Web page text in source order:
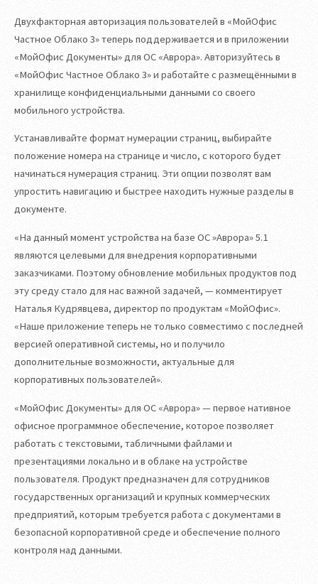
Двухфакторная авторизация пользователей в «МойОфис
Частное Облако 3» теперь поддерживается и в приложении
«МойОфис Документы» для ОС «Аврора». Авторизуйтесь в
«МойОфис Частное Облако 3» и работайте с размещёнными в
хранилище конфиденциальными данными со своего
мобильного устройства.
Устанавливайте формат нумерации страниц, выбирайте
положение номера на странице и число, с которого будет
начинаться нумерация страниц. Эти опции позволят вам
упростить навигацию и быстрее находить нужные разделы в
документе.
«На данный момент устройства на базе ОС »Аврора» 5.1
являются целевыми для внедрения корпоративными
заказчиками. Поэтому обновление мобильных продуктов под
эту среду стало для нас важной задачей, — комментирует
Наталья Кудрявцева, директор по продуктам «МойОфис».
«Наше приложение теперь не только совместимо с последней
версией оперативной системы, но и получило
дополнительные возможности, актуальные для
корпоративных пользователей».
«МойОфис Документы» для ОС «Аврора» — первое нативное
офисное программное обеспечение, которое позволяет
работать с текстовыми, табличными файлами и
презентациями локально и в облаке на устройстве
пользователя. Продукт предназначен для сотрудников
государственных организаций и крупных коммерческих
предприятий, которым требуется работа с документами в
безопасной корпоративной среде и обеспечение полного
контроля над данными.